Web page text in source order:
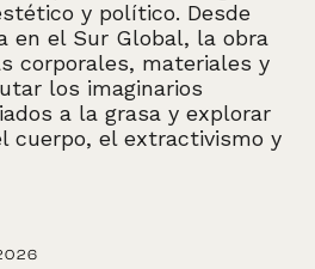
y político. Desde
en el Sur Global, la obra
corporales, materiales y
los imaginarios
a la grasa y explorar
cuerpo, el extractivismo y